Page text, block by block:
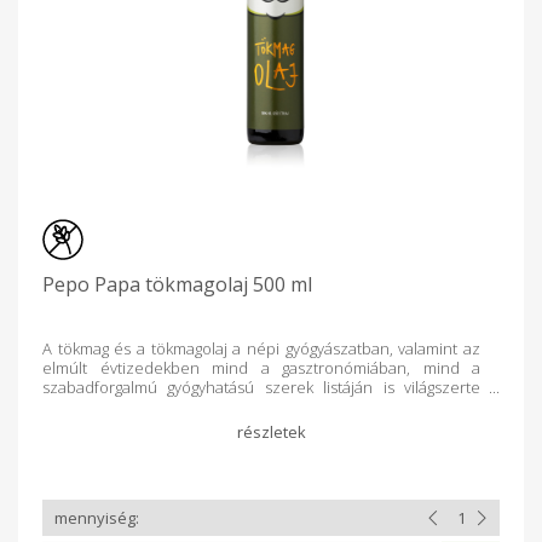
10g -telített zsírsavak 18g 1.8g -egyszeresen telítetlen
zsírsavak 41g 4.1g -többszörösen telítetlen zsírsavak 40g 4g
Szénhidrát 0g 0g amiből cukor 0g 0g Rost 0g 0g Fehérje 0g 0g
Pepo Papa tökmagolaj 500 ml
A tökmag és a tökmagolaj a népi gyógyászatban, valamint az
elmúlt évtizedekben mind a gasztronómiában, mind a
szabadforgalmú gyógyhatású szerek listáján is világszerte
egyedi sajtolási módszerrel nyert olaj jellegzetes sötétzöld-
sötétbarna színű, kellemes ízű. A tökmagolaj rendszeres
kezelés kiegészítésére, enyhébb esetekben önállóan is
segíthet, mint például: természetes vitaminforrás a szervezet